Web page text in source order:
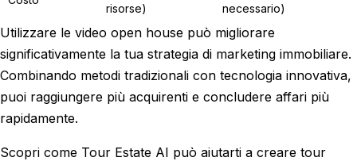
risorse)
necessario)
Utilizzare le video open house può migliorare
significativamente la tua strategia di marketing immobiliare.
Combinando metodi tradizionali con tecnologia innovativa,
puoi raggiungere più acquirenti e concludere affari più
rapidamente.
Scopri come Tour Estate AI può aiutarti a creare tour